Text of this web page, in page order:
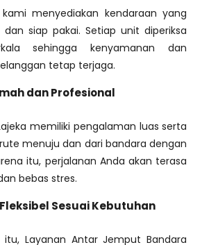
kami menyediakan kendaraan yang
dan siap pakai. Setiap unit diperiksa
sehingga kenyamanan dan
tetap terjaga.
dan Profesional
memiliki pengalaman luas serta
menuju dan dari bandara dengan
itu, perjalanan Anda akan terasa
bebas stres.
Sesuai Kebutuhan
itu, Layanan Antar Jemput Bandara